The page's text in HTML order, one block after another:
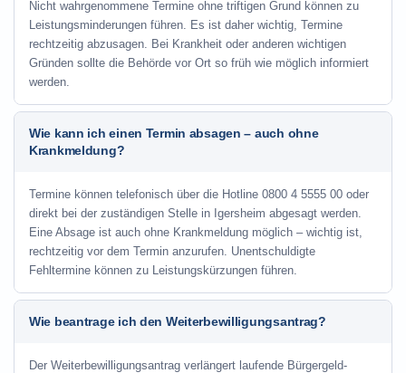
Nicht wahrgenommene Termine ohne triftigen Grund können zu
Leistungsminderungen führen. Es ist daher wichtig, Termine
rechtzeitig abzusagen. Bei Krankheit oder anderen wichtigen
Gründen sollte die Behörde vor Ort so früh wie möglich informiert
werden.
Wie kann ich einen Termin absagen – auch ohne
Krankmeldung?
Termine können telefonisch über die Hotline 0800 4 5555 00 oder
direkt bei der zuständigen Stelle in Igersheim abgesagt werden.
Eine Absage ist auch ohne Krankmeldung möglich – wichtig ist,
rechtzeitig vor dem Termin anzurufen. Unentschuldigte
Fehltermine können zu Leistungskürzungen führen.
Wie beantrage ich den Weiterbewilligungsantrag?
Der Weiterbewilligungsantrag verlängert laufende Bürgergeld-